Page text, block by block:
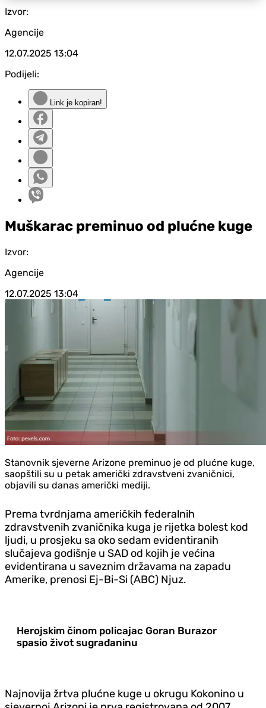
Izvor:
Agencije
12.07.2025 13:04
Podijeli:
Link je kopiran!
Muškarac preminuo od plućne kuge
Izvor:
Agencije
12.07.2025 13:04
Stanovnik sjeverne Arizone preminuo je od plućne kuge,
saopštili su u petak američki zdravstveni zvaničnici,
objavili su danas američki mediji.
Prema tvrdnjama američkih federalnih
zdravstvenih zvaničnika kuga je rijetka bolest kod
ljudi, u prosjeku sa oko sedam evidentiranih
slučajeva godišnje u SAD od kojih je većina
evidentirana u saveznim državama na zapadu
Amerike, prenosi Ej-Bi-Si (ABC) Njuz.
Herojskim činom policajac Goran Burazor
spasio život sugrađaninu
Najnovija žrtva plućne kuge u okrugu Kokonino u